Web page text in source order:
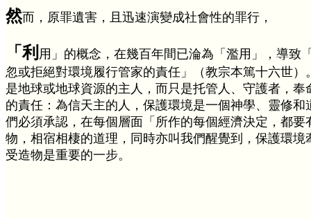
然而，原罪遺害，且迅速演變成社會性的罪行，
「利 用」的概念，在幾百年間已淪為「濫用」，導致
忽或拒絕對環境履行管家的責任」（教宗本篤十六世
是地球或地球資源的主人，而只是托管人、守護者，
的責任：為信天主的人，保護環境是一個神學、靈修
們必須承認，在每個層面「所作的每個經濟決定，都
物，相宿相棲的道理，同時亦叫我們醒覺到，保護環
受造物是重要的一步。